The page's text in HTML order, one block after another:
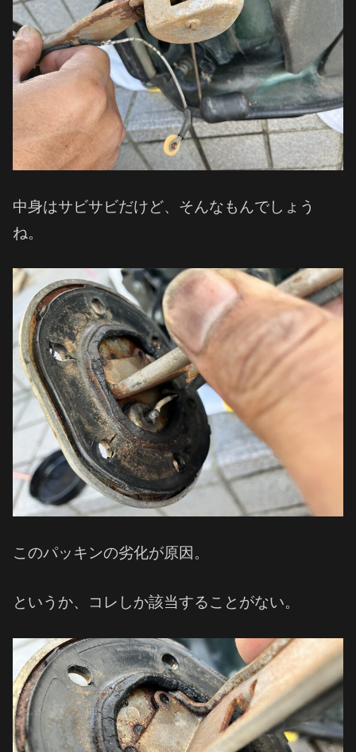
中身はサビサビだけど、そんなもんでしょう
ね。
このパッキンの劣化が原因。
というか、コレしか該当することがない。